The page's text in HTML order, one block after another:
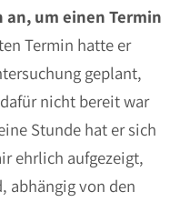
um einen Termin
Termin hatte er
geplant,
nicht bereit war
Stunde hat er sich
ehrlich aufgezeigt,
abhängig von den